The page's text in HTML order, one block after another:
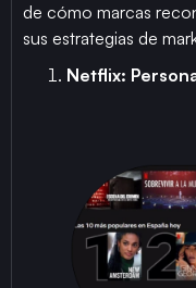
de cómo marcas
sus estrategias de
Netflix: